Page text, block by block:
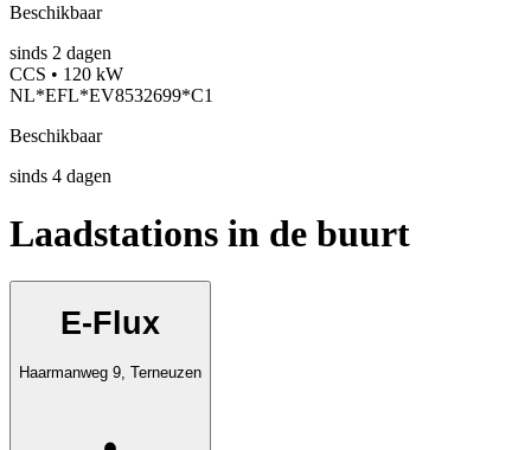
Beschikbaar
sinds 2 dagen
CCS • 120 kW
NL*EFL*EV8532699*C1
Beschikbaar
sinds 4 dagen
Laadstations in de buurt
E-Flux
Haarmanweg 9, Terneuzen